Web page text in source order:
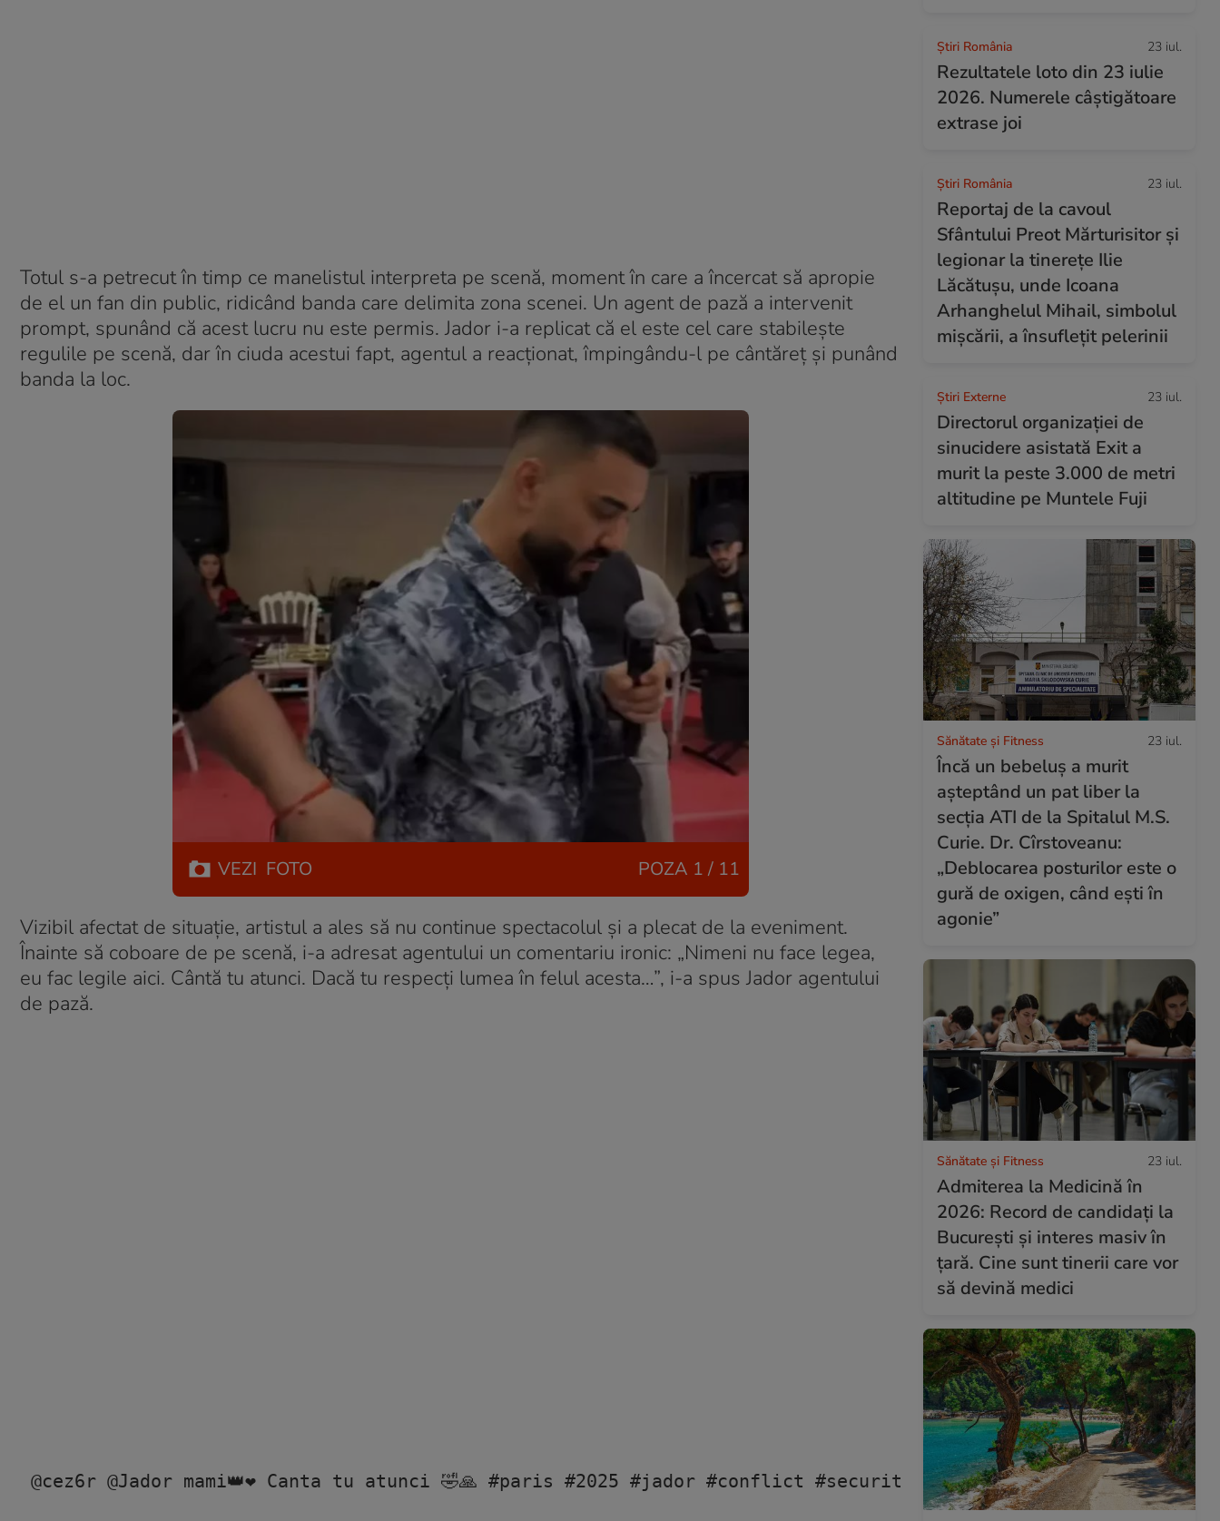
Totul s-a petrecut în timp ce manelistul interpreta pe scenă, moment în care a încercat să apropie
de el un fan din public, ridicând banda care delimita zona scenei. Un agent de pază a intervenit
prompt, spunând că acest lucru nu este permis. Jador i-a replicat că el este cel care stabilește
regulile pe scenă, dar în ciuda acestui fapt, agentul a reacționat, împingându-l pe cântăreț și punând
banda la loc.
VEZI FOTO POZA 1 / 11
Vizibil afectat de situație, artistul a ales să nu continue spectacolul și a plecat de la eveniment.
Înainte să coboare de pe scenă, i-a adresat agentului un comentariu ironic: „Nimeni nu face legea,
eu fac legile aici. Cântă tu atunci. Dacă tu respecți lumea în felul acesta…”, i-a spus Jador agentului
de pază.
@cez6r @Jador mami👑❤️ Canta tu atunci 🤣🙏 #paris #2025 #jador #conflict #security ♬ sunet original - CeZaR
Știri România 23 iul.
Rezultatele loto din 23 iulie
2026. Numerele câștigătoare
extrase joi
Știri România 23 iul.
Reportaj de la cavoul
Sfântului Preot Mărturisitor și
legionar la tinerețe Ilie
Lăcătușu, unde Icoana
Arhanghelul Mihail, simbolul
mișcării, a însuflețit pelerinii
Știri Externe 23 iul.
Directorul organizației de
sinucidere asistată Exit a
murit la peste 3.000 de metri
altitudine pe Muntele Fuji
Sănătate și Fitness 23 iul.
Încă un bebeluș a murit
așteptând un pat liber la
secția ATI de la Spitalul M.S.
Curie. Dr. Cîrstoveanu:
„Deblocarea posturilor este o
gură de oxigen, când ești în
agonie”
Sănătate și Fitness 23 iul.
Admiterea la Medicină în
2026: Record de candidați la
București și interes masiv în
țară. Cine sunt tinerii care vor
să devină medici